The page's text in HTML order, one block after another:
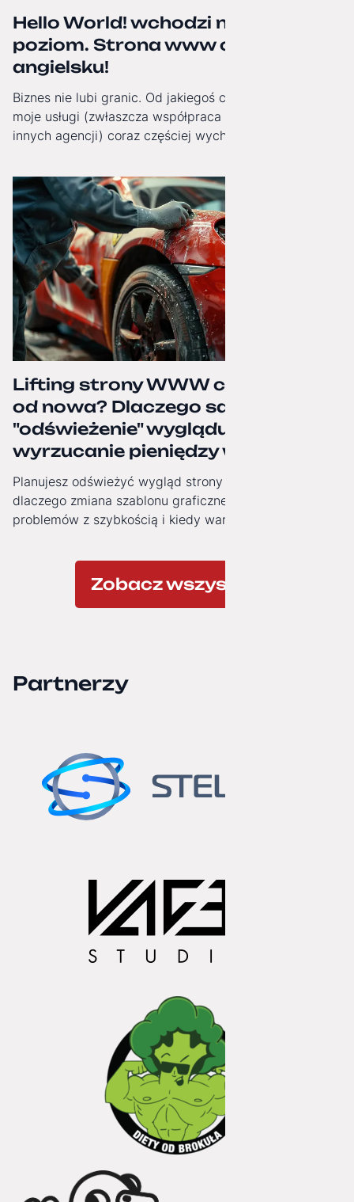
Hello World! wchodzi na wyższy
poziom. Strona www oficjalnie po
angielsku!
Biznes nie lubi granic. Od jakiegoś czasu obserwuję, jak
moje usługi (zwłaszcza współpraca White-Label dla
innych agencji) coraz częściej wychodzą poza Polskę.
angielską wersję językową!
Lifting strony WWW czy budowa
od nowa? Dlaczego samo
"odświeżenie" wyglądu to często
wyrzucanie pieniędzy w błoto.
Planujesz odświeżyć wygląd strony firmowej? Zobacz,
dlaczego zmiana szablonu graficznego nie rozwiązuje
problemów z szybkością i kiedy warto zainwestować w
Zobacz wszystkie
Partnerzy